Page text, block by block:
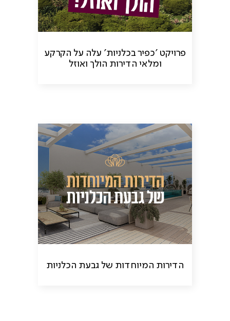
פרויקט 'כפיר בכלניות' עלה על הקרקע
ומלאי הדירות הולך ואוזל
הדירות המיוחדות של גבעת הכלניות